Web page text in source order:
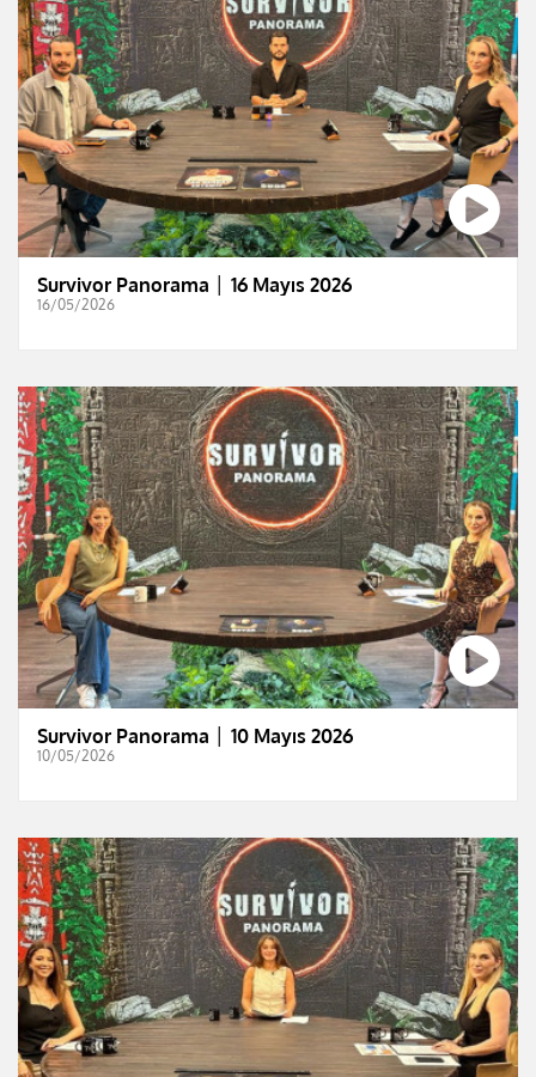
Survivor Panorama │ 16 Mayıs 2026
16/05/2026
Survivor Panorama │ 10 Mayıs 2026
10/05/2026